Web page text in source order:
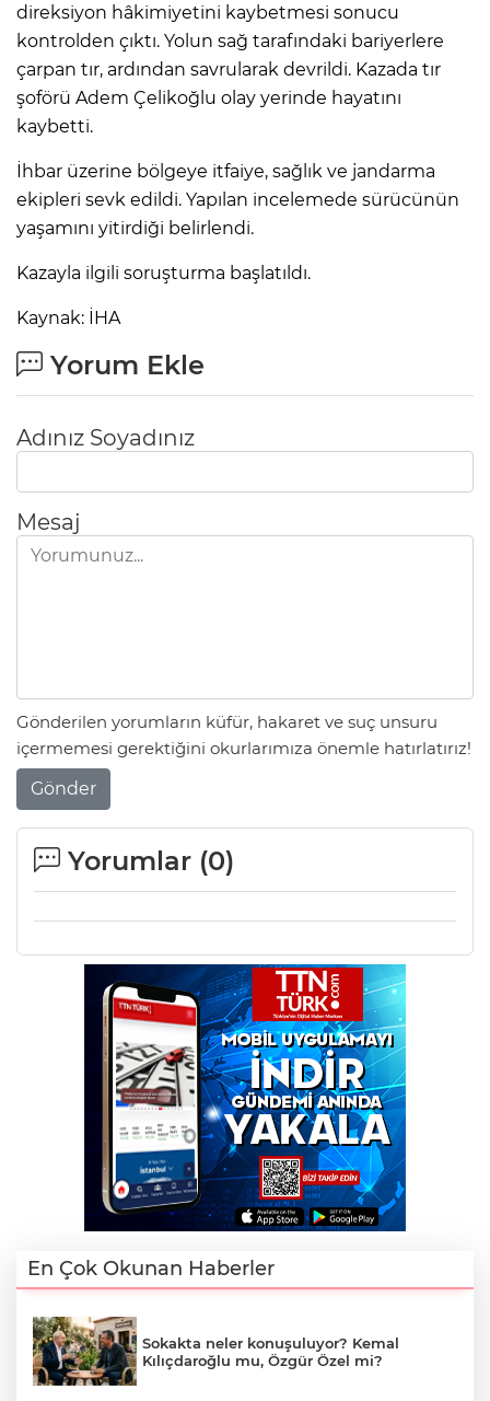
direksiyon hâkimiyetini kaybetmesi sonucu
kontrolden çıktı. Yolun sağ tarafındaki bariyerlere
çarpan tır, ardından savrularak devrildi. Kazada tır
şoförü Adem Çelikoğlu olay yerinde hayatını
kaybetti.
İhbar üzerine bölgeye itfaiye, sağlık ve jandarma
ekipleri sevk edildi. Yapılan incelemede sürücünün
yaşamını yitirdiği belirlendi.
Kazayla ilgili soruşturma başlatıldı.
Kaynak: İHA
Yorum Ekle
Adınız Soyadınız
Mesaj
Gönderilen yorumların küfür, hakaret ve suç unsuru
içermemesi gerektiğini okurlarımıza önemle hatırlatırız!
Gönder
Yorumlar (0)
En Çok Okunan Haberler
Sokakta neler konuşuluyor? Kemal
Kılıçdaroğlu mu, Özgür Özel mi?